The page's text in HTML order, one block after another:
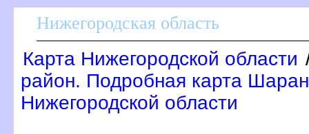
Нижегородская область
Карта Нижегородской области
район. Подробная карта
Нижегородской области